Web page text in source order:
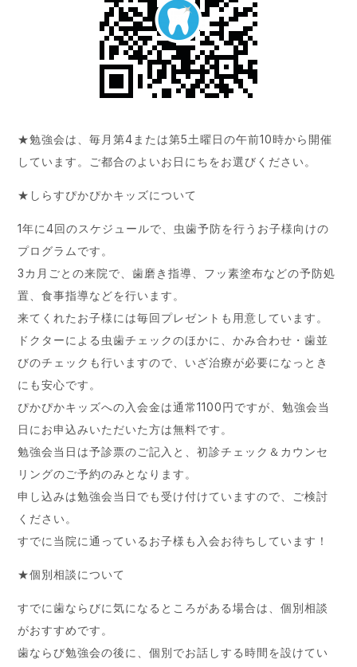
★勉強会は、毎月第4または第5土曜日の午前10時から開催
しています。ご都合のよいお日にちをお選びください。
★しらすぴかぴかキッズについて
1年に4回のスケジュールで、虫歯予防を行うお子様向けの
プログラムです。
3カ月ごとの来院で、歯磨き指導、フッ素塗布などの予防処
置、食事指導などを行います。
来てくれたお子様には毎回プレゼントも用意しています。
ドクターによる虫歯チェックのほかに、かみ合わせ・歯並
びのチェックも行いますので、いざ治療が必要になっとき
にも安心です。
ぴかぴかキッズへの入会金は通常1100円ですが、勉強会当
日にお申込みいただいた方は無料です。
勉強会当日は予診票のご記入と、初診チェック＆カウンセ
リングのご予約のみとなります。
申し込みは勉強会当日でも受け付けていますので、ご検討
ください。
すでに当院に通っているお子様も入会お待ちしています！
★個別相談について
すでに歯ならびに気になるところがある場合は、個別相談
がおすすめです。
歯ならび勉強会の後に、個別でお話しする時間を設けてい